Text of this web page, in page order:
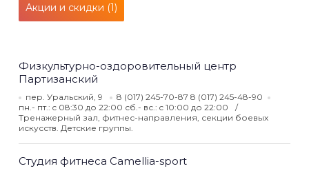
Акции и скидки (1)
Физкультурно-оздоровительный центр
Партизанский
пер. Уральский, 9
8 (017) 245-70-87 8 (017) 245-48-90
пн.- пт.: c 08:30 до 22:00 сб.- вс.: c 10:00 до 22:00
Тренажерный зал, фитнес-направления, секции боевых
искусств. Детские группы.
Студия фитнеса Camellia-sport